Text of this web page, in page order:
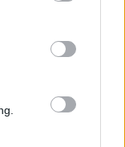
party tags to
in below Google